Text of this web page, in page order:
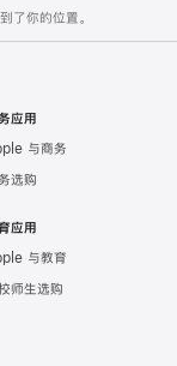
了你的位置。
应用
与商务
选购
应用
与教育
师生选购